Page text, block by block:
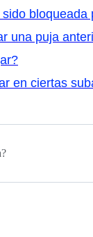
una puja
en ciertas